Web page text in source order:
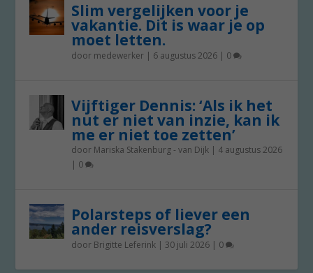
Slim vergelijken voor je
vakantie. Dit is waar je op
moet letten.
door medewerker | 6 augustus 2026 | 0
Vijftiger Dennis: ‘Als ik het
nut er niet van inzie, kan ik
me er niet toe zetten’
door Mariska Stakenburg - van Dijk | 4 augustus 2026
| 0
Polarsteps of liever een
ander reisverslag?
door Brigitte Leferink | 30 juli 2026 | 0